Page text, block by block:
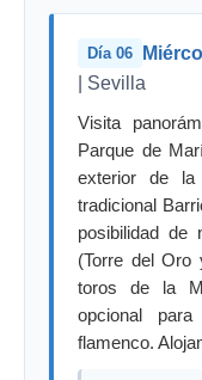
Día 06
| Sevilla
Visita
Parque de
exterior de
tradicional
posibilidad de
(Torre del
toros de la
opcional
flamenco.